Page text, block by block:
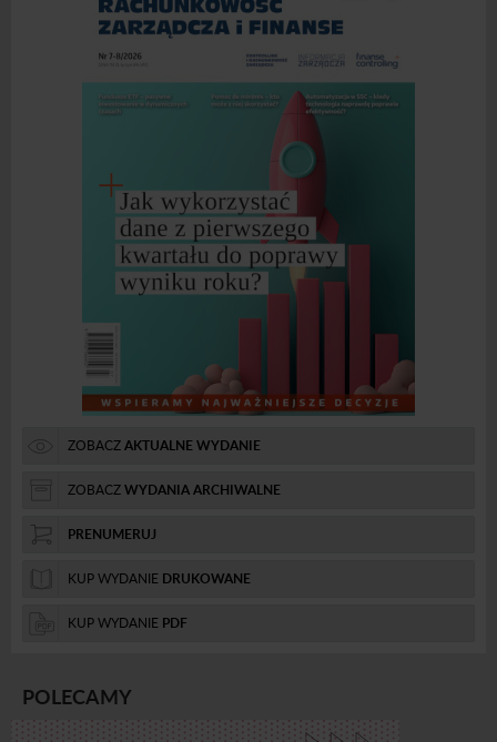
ZOBACZAKTUALNE WYDANIE
ZOBACZWYDANIA ARCHIWALNE
PRENUMERUJ
KUP WYDANIE DRUKOWANE
KUP WYDANIE PDF
POLECAMY